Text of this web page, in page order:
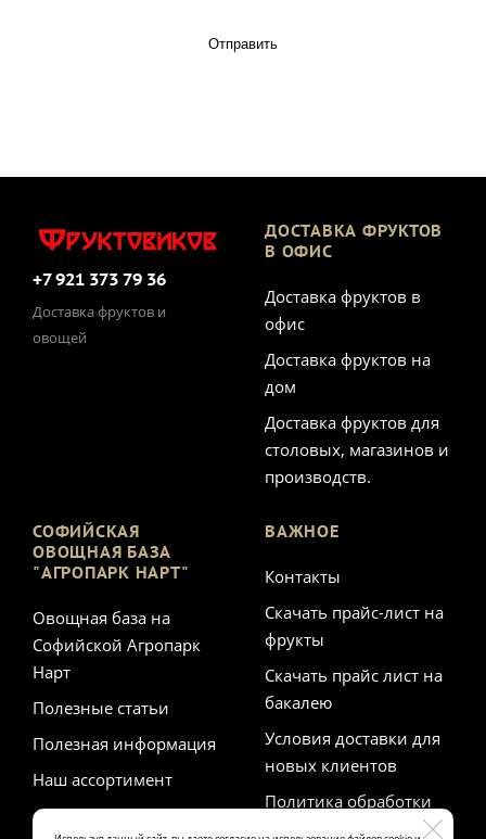
Отправить
+7 921 373 79 36
Доставка фруктов и
овощей
ДОСТАВКА ФРУКТОВ
В ОФИС
Доставка фруктов в
офис
Доставка фруктов на
дом
Доставка фруктов для
столовых, магазинов и
производств.
СОФИЙСКАЯ
ОВОЩНАЯ БАЗА
"АГРОПАРК НАРТ"
Овощная база на
Софийской Агропарк
Нарт
Полезные статьи
Полезная информация
Наш ассортимент
ВАЖНОЕ
Контакты
Скачать прайс-лист на
фрукты
Скачать прайс лист на
бакалею
Условия доставки для
новых клиентов
Политика обработки
персональных данных